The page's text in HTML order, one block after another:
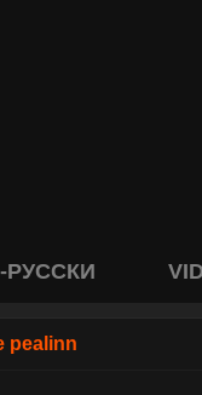
РУССКИ
pealinn